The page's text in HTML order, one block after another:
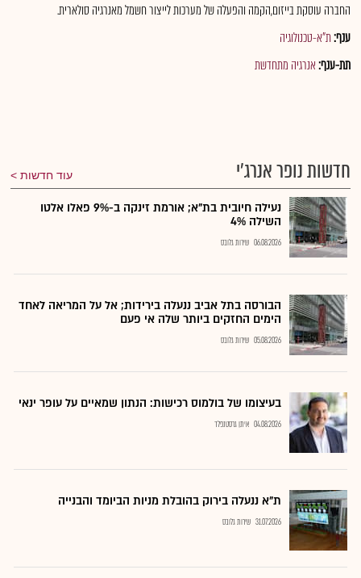
החברה עוסקת בייזום,הקמה והפעלה של מערכות לייצור חשמל מאנרגיה סולארית.
ענף:ת"א-טכנולוגיה
תת-ענף:אנרגיה מתחדשת
חדשות נופר אנרג'י עוד חדשות
נעילה חיובית בת"א; אורמת זינקה ב-9% פאלו אלטו
השילה 4%
06.08.2026 שירות גלובס
הבורסה בתל אביב ננעלה בירידות; אל על המריאה לאחד
הימים החזקים ביותר שלה אי פעם
05.08.2026 שירות גלובס
בעיצומו של בולמוס רכישות: הנתון שמאיים על עופר ינאי
04.08.2026 איתן גרסטנפלד
ת"א ננעלה בירוק בהובלת מניות הביומד והבנייה
31.07.2026 שירות גלובס